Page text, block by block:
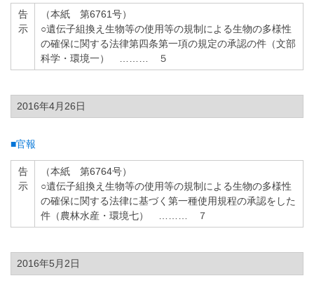
告
示
（本紙 第6761号）
○遺伝子組換え生物等の使用等の規制による生物の多様性
の確保に関する法律第四条第一項の規定の承認の件（文部
科学・環境一） ……… ５
2016年4月26日
■官報
告
示
（本紙 第6764号）
○遺伝子組換え生物等の使用等の規制による生物の多様性
の確保に関する法律に基づく第一種使用規程の承認をした
件（農林水産・環境七） ……… ７
2016年5月2日